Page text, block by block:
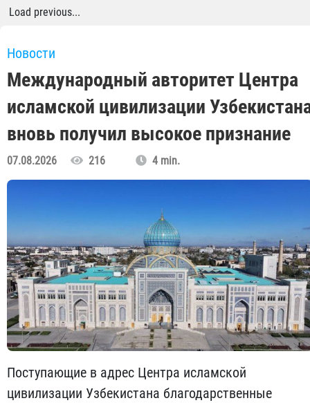
Load previous...
Новости
Международный авторитет Центра
исламской цивилизации
вновь получил высокое признание
07.08.2026 216 4 min.
Поступающие в адрес Центра исламской
цивилизации Узбекистана благодарственные